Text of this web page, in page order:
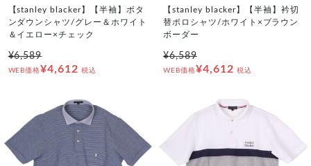
【stanley blacker】【半袖】ボタ
ンダウンシャツ/グレー＆ホワイト
＆イエロー×チェック
¥6,589
WEB価格¥4,612 税込
【stanley blacker】【半袖】衿切
替ポロシャツ/ホワイト×ブラウン
ボーダー
¥6,589
WEB価格¥4,612 税込